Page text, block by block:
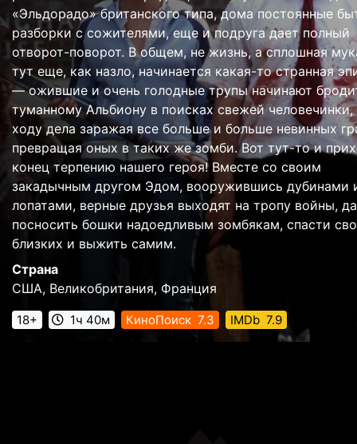
«Эльдорадо» британского типа, дома постоянные
разборки с сожителями, еще и подруга дает полный
отворот-поворот. В общем, не жизнь, а сплошная
тут еще, как назло, начинается какая-то странная
— ожившие и очень голодные трупы начинают
туманному Альбиону в поисках свежей человечинки,
ходу дела заражая все больше и больше невинных
превращая оных в таких же зомби. Вот тут-то и
конец терпению нашего героя! Вместе со своим
закадычным другом Эдом, вооружившись дубинами
лопатами, верные друзья выходят на тропу войны,
посносить бошки надоедливым зомбякам, спасти
близких и выжить самим.
Страна
США, Великобритания, Франция
18+ 1ч 40м КиноПоиск 7.3 IMDb 7.9